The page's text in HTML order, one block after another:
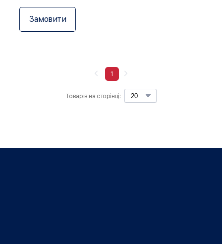
Замовити
Товарів на сторінці:
1